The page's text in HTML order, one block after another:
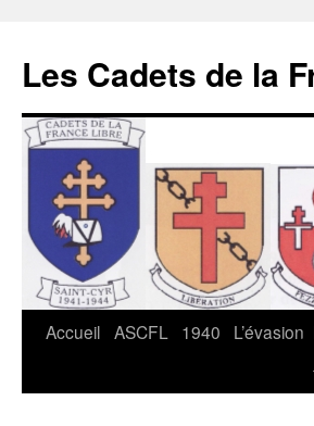
Les Cadets de la
Aller
Accueil ASCFL 1940 L’évasion